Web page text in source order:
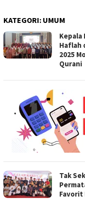
KATEGORI: UMUM
Kepala
Haflah
2025
Qurani
Tak
Favorit